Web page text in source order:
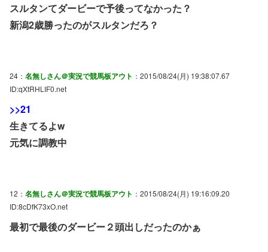
スルタンてダービーで予後ってなかった？
新潟2歳勝ったのがスルタンだろ？
24： 名無しさん＠実況で競馬板アウト ：2015/08/24(月) 19:38:07.67
ID:qXtRHLIF0.net
>>21
生きてるよw
元気に調教中
12： 名無しさん＠実況で競馬板アウト ：2015/08/24(月) 19:16:09.20
ID:8cDfK73xO.net
最初で最後のダービー２頭出しだったのかぁ